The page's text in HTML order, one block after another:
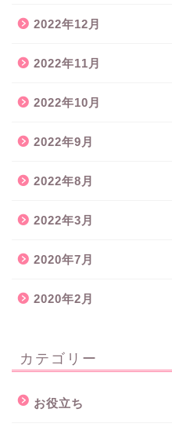
2022年12月
2022年11月
2022年10月
2022年9月
2022年8月
2022年3月
2020年7月
2020年2月
カテゴリー
お役立ち